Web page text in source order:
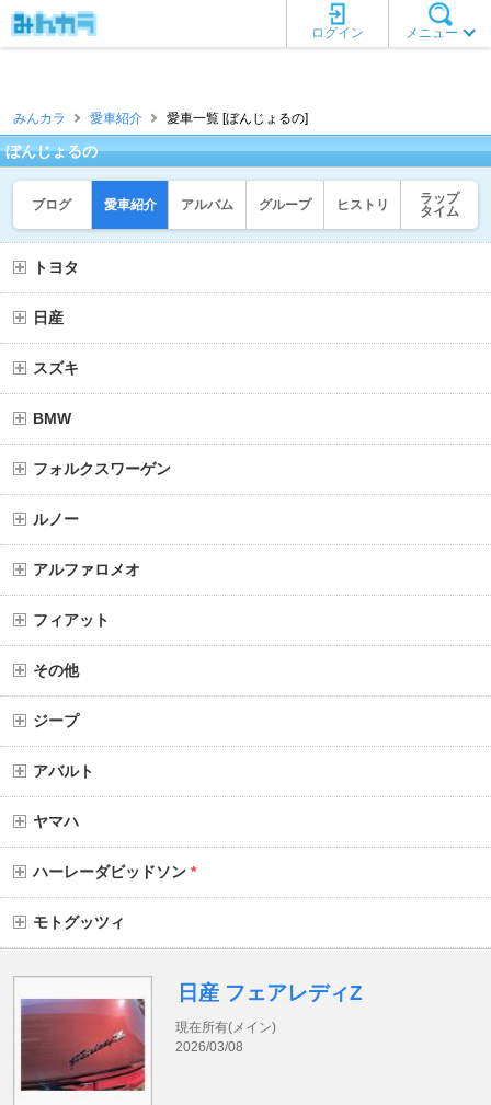
メニュー
ログイン
みんカラ 愛車紹介 愛車一覧 [ぼんじょるの]
ぼんじょるの
ブログ 愛車紹介 アルバム グループ ヒストリ
ラップ
タイム
トヨタ
日産
スズキ
BMW
フォルクスワーゲン
ルノー
アルファロメオ
フィアット
その他
ジープ
アバルト
ヤマハ
ハーレーダビッドソン *
モトグッツィ
日産 フェアレディZ
現在所有(メイン)
2026/03/08